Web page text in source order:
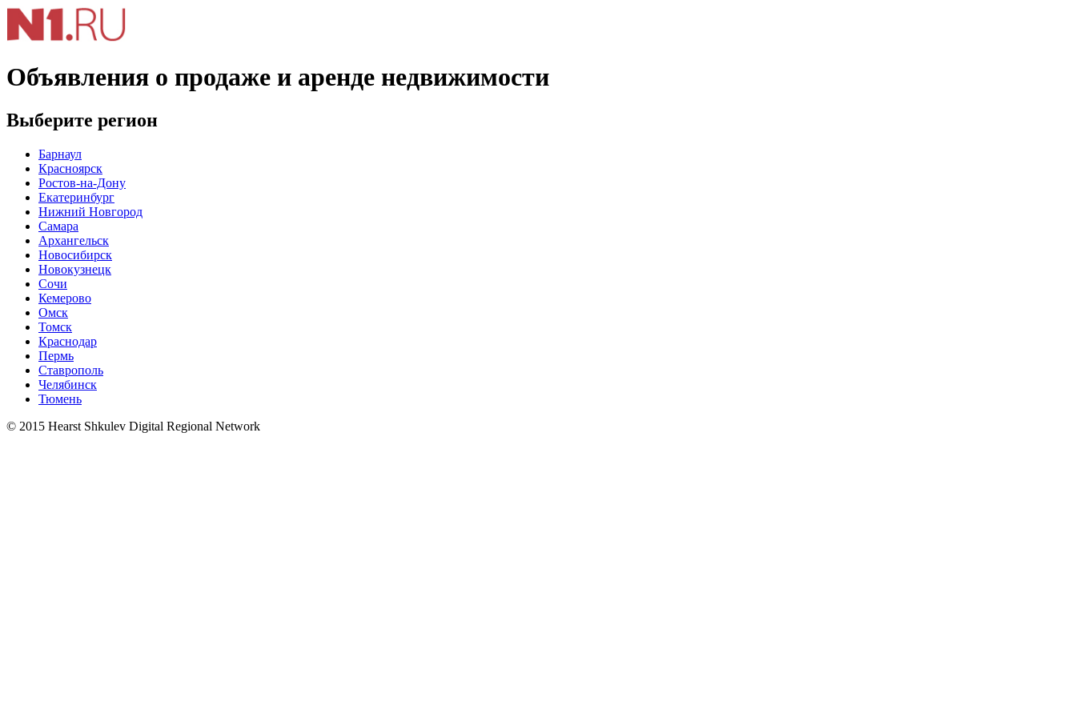
Объявления о продаже и аренде недвижимости
Выберите регион
Барнаул
Красноярск
Ростов-на-Дону
Екатеринбург
Нижний Новгород
Самара
Архангельск
Новосибирск
Новокузнецк
Сочи
Кемерово
Омск
Томск
Краснодар
Пермь
Ставрополь
Челябинск
Тюмень
© 2015 Hearst Shkulev Digital Regional Network